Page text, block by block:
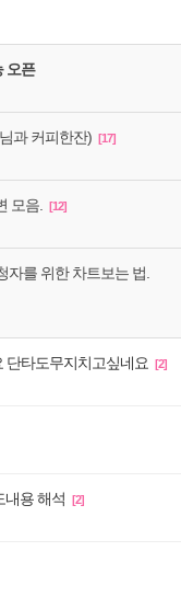
오픈
과 커피한잔) [17]
모음.
[12]
를 위한 차트보는 법.
단타도무지치고싶네요 [2]
내용 해석 [2]